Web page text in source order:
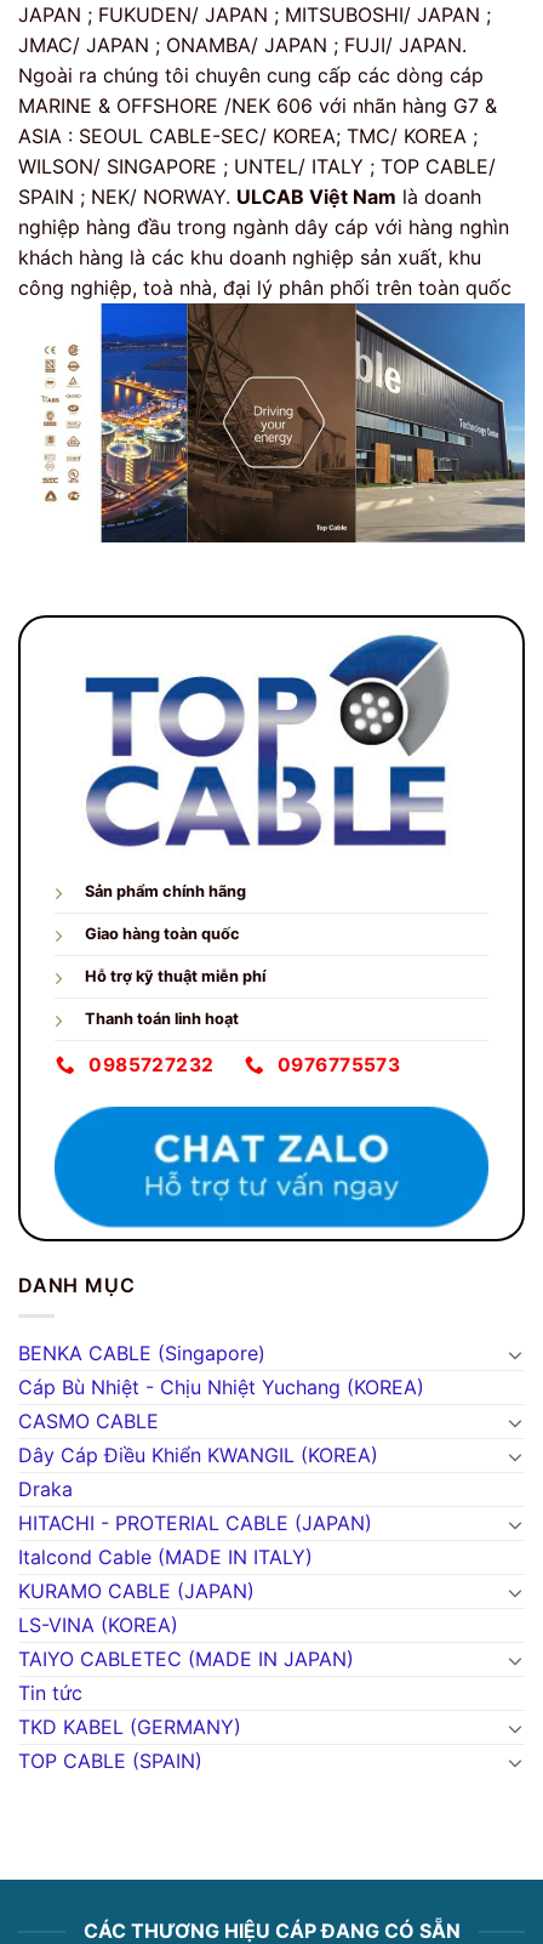
Sản phẩm chính hãng
Giao hàng toàn quốc
Hỗ trợ kỹ thuật miễn phí
Thanh toán linh hoạt
0985727232 0976775573
DANH MỤC
BENKA CABLE (Singapore)
Cáp Bù Nhiệt - Chịu Nhiệt Yuchang (KOREA)
CASMO CABLE
Dây Cáp Điều Khiển KWANGIL (KOREA)
Draka
HITACHI - PROTERIAL CABLE (JAPAN)
Italcond Cable (MADE IN ITALY)
KURAMO CABLE (JAPAN)
LS-VINA (KOREA)
TAIYO CABLETEC (MADE IN JAPAN)
Tin tức
TKD KABEL (GERMANY)
TOP CABLE (SPAIN)
JAPAN ; FUKUDEN/ JAPAN ; MITSUBOSHI/ JAPAN ;
JMAC/ JAPAN ; ONAMBA/ JAPAN ; FUJI/ JAPAN.
Ngoài ra chúng tôi chuyên cung cấp các dòng cáp
MARINE & OFFSHORE /NEK 606 với nhãn hàng G7 &
ASIA : SEOUL CABLE-SEC/ KOREA; TMC/ KOREA ;
WILSON/ SINGAPORE ; UNTEL/ ITALY ; TOP CABLE/
SPAIN ; NEK/ NORWAY. ULCAB Việt Nam là doanh
nghiệp hàng đầu trong ngành dây cáp với hàng nghìn
khách hàng là các khu doanh nghiệp sản xuất, khu
công nghiệp, toà nhà, đại lý phân phối trên toàn quốc
CÁC THƯƠNG HIỆU CÁP ĐANG CÓ SẴN